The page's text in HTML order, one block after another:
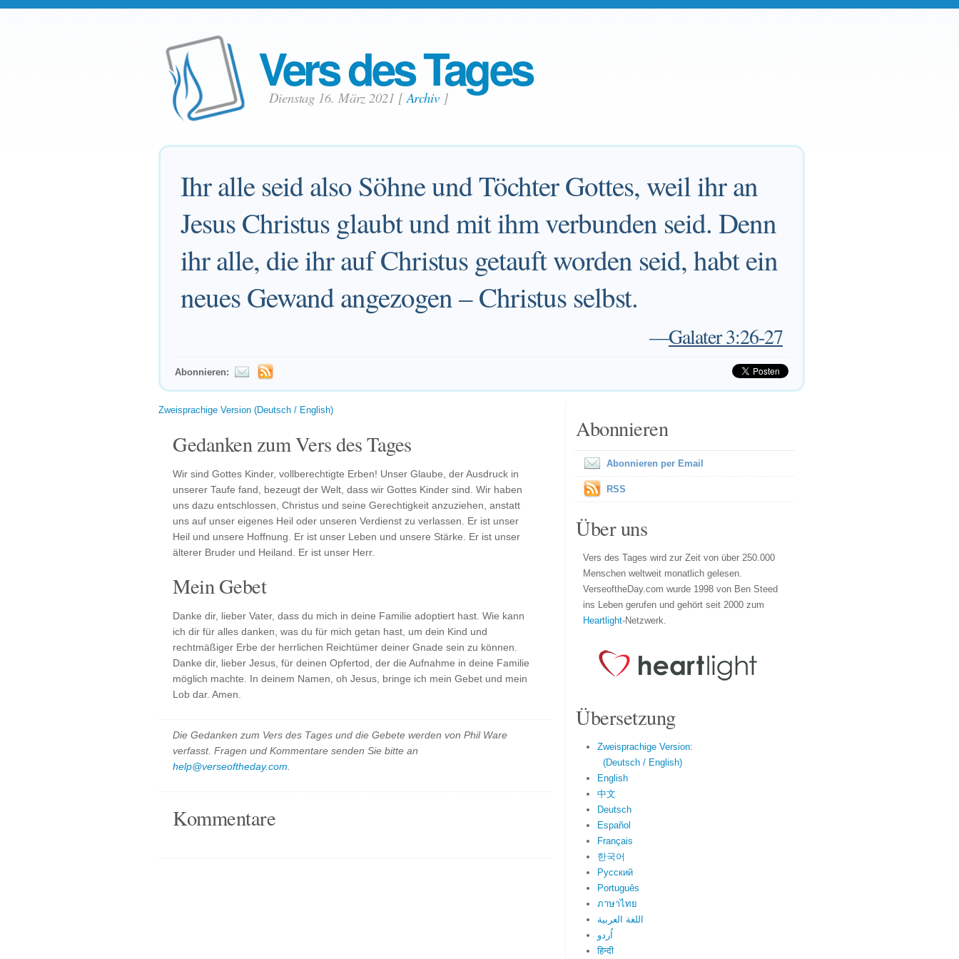
Vers des Tages
Dienstag 16. März 2021 [Archiv]
Ihr alle seid also Söhne und Töchter Gottes, weil ihr an
Jesus Christus glaubt und mit ihm verbunden seid. Denn
ihr alle, die ihr auf Christus getauft worden seid, habt ein
neues Gewand angezogen – Christus selbst.
—Galater 3:26-27
Abonnieren:
Zweisprachige Version (Deutsch / English)
Gedanken zum Vers des Tages
Wir sind Gottes Kinder, vollberechtigte Erben! Unser Glaube, der Ausdruck in
unserer Taufe fand, bezeugt der Welt, dass wir Gottes Kinder sind. Wir haben
uns dazu entschlossen, Christus und seine Gerechtigkeit anzuziehen, anstatt
uns auf unser eigenes Heil oder unseren Verdienst zu verlassen. Er ist unser
Heil und unsere Hoffnung. Er ist unser Leben und unsere Stärke. Er ist unser
älterer Bruder und Heiland. Er ist unser Herr.
Mein Gebet
Danke dir, lieber Vater, dass du mich in deine Familie adoptiert hast. Wie kann
ich dir für alles danken, was du für mich getan hast, um dein Kind und
rechtmäßiger Erbe der herrlichen Reichtümer deiner Gnade sein zu können.
Danke dir, lieber Jesus, für deinen Opfertod, der die Aufnahme in deine Familie
möglich machte. In deinem Namen, oh Jesus, bringe ich mein Gebet und mein
Lob dar. Amen.
Die Gedanken zum Vers des Tages und die Gebete werden von Phil Ware
verfasst. Fragen und Kommentare senden Sie bitte an
help@verseoftheday.com
Kommentare
Abonnieren
Abonnieren per Email
RSS
Über uns
Vers des Tages wird zur Zeit von über 250.000
Menschen weltweit monatlich gelesen.
VerseoftheDay.com wurde 1998 von Ben Steed
ins Leben gerufen und gehört seit 2000 zum
Heartlight-Netzwerk.
Übersetzung
Zweisprachige Version:
(Deutsch / English)
English
中文
Deutsch
Español
Français
한국어
Русский
Português
ภาษาไทย
اللغة العربية
اُردو
हिन्दी